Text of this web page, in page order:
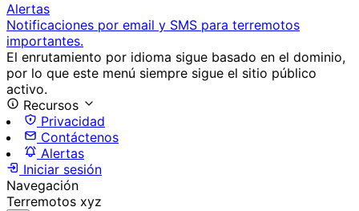
Alertas
Notificaciones por email y SMS para terremotos
importantes.
El enrutamiento por idioma sigue basado en el dominio,
por lo que este menú siempre sigue el sitio público
activo.
Recursos
Privacidad
Contáctenos
Alertas
Iniciar sesión
Navegación
Terremotos xyz